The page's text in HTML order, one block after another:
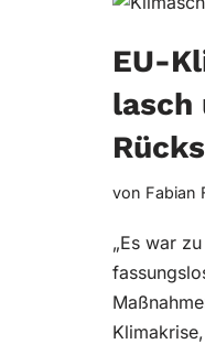
EU-
lasch
von Fabian
„Es war